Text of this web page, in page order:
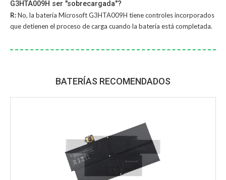
G3HTA009H ser "sobrecargada"?
R:No, la batería Microsoft G3HTA009H tiene controles incorporados
que detienen el proceso de carga cuando la batería está completada.
BATERÍAS RECOMENDADOS